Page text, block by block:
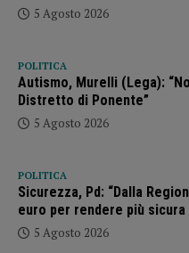
5 Agosto 2026
POLITICA
Autismo, Murelli (Lega):
Distretto di Ponente”
5 Agosto 2026
POLITICA
Sicurezza, Pd: “Dalla
euro per rendere più
5 Agosto 2026